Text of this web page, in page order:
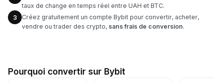
taux de change en temps réel entre UAH et BTC.
3
Créez gratuitement un compte Bybit pour convertir, acheter,
vendre ou trader des crypto, sans frais de conversion.
Pourquoi convertir sur Bybit